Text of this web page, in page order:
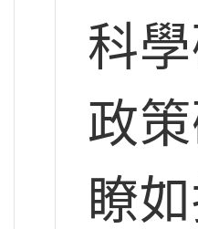
科
政
瞭